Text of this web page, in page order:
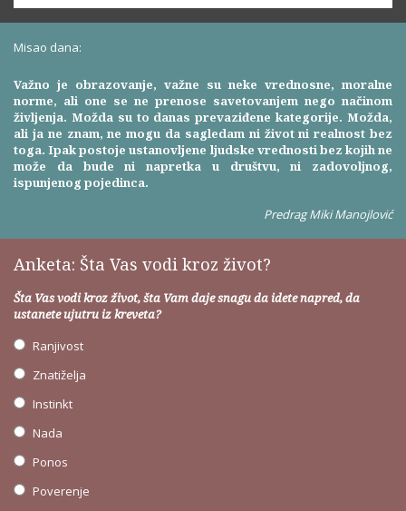
Misao dana:
Važno je obrazovanje, važne su neke vrednosne, moralne
norme, ali one se ne prenose savetovanjem nego načinom
življenja. Možda su to danas prevaziđene kategorije. Možda,
ali ja ne znam, ne mogu da sagledam ni život ni realnost bez
toga. Ipak postoje ustanovljene ljudske vrednosti bez kojih ne
može da bude ni napretka u društvu, ni zadovoljnog,
ispunjenog pojedinca.
Predrag Miki Manojlović
Anketa: Šta Vas vodi kroz život?
Šta Vas vodi kroz život, šta Vam daje snagu da idete napred, da
ustanete ujutru iz kreveta?
Ranjivost
Znatiželja
Instinkt
Nada
Ponos
Poverenje